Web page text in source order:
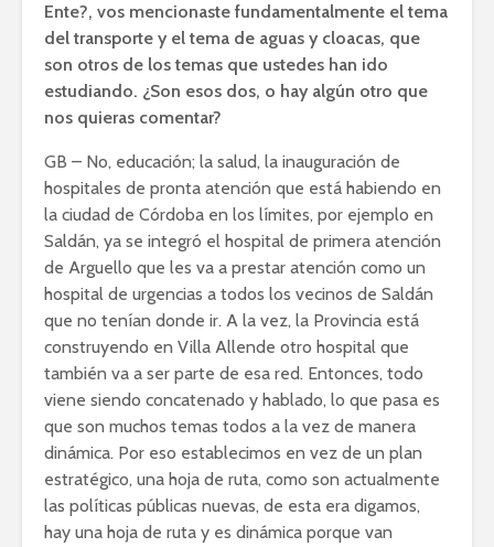
Ente?, vos mencionaste fundamentalmente el tema
del transporte y el tema de aguas y cloacas, que
son otros de los temas que ustedes han ido
estudiando. ¿Son esos dos, o hay algún otro que
nos quieras comentar?
GB – No, educación; la salud, la inauguración de
hospitales de pronta atención que está habiendo en
la ciudad de Córdoba en los límites, por ejemplo en
Saldán, ya se integró el hospital de primera atención
de Arguello que les va a prestar atención como un
hospital de urgencias a todos los vecinos de Saldán
que no tenían donde ir. A la vez, la Provincia está
construyendo en Villa Allende otro hospital que
también va a ser parte de esa red. Entonces, todo
viene siendo concatenado y hablado, lo que pasa es
que son muchos temas todos a la vez de manera
dinámica. Por eso establecimos en vez de un plan
estratégico, una hoja de ruta, como son actualmente
las políticas públicas nuevas, de esta era digamos,
hay una hoja de ruta y es dinámica porque van